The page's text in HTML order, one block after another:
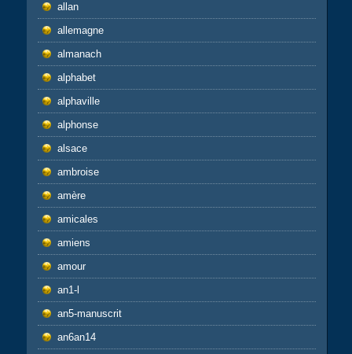
allan
allemagne
almanach
alphabet
alphaville
alphonse
alsace
ambroise
amère
amicales
amiens
amour
an1-l
an5-manuscrit
an6an14